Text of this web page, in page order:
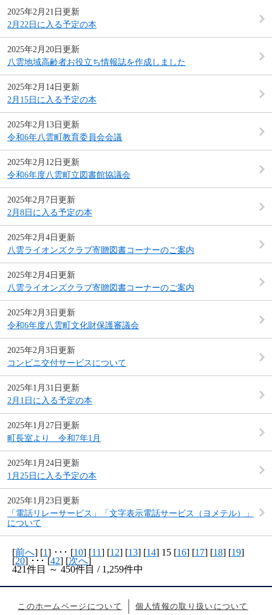
2025年2月21日更新
2月22日に入る予定の本
2025年2月20日更新
八雲地域高齢者お役立ち情報誌を作成しました
2025年2月14日更新
2月15日に入る予定の本
2025年2月13日更新
令和6年八雲町教育委員会会議
2025年2月12日更新
令和6年度八雲町立図書館協議会
2025年2月7日更新
2月8日に入る予定の本
2025年2月4日更新
八雲ライオンズクラブ寄贈図書コーナーのご案内
2025年2月4日更新
八雲ライオンズクラブ寄贈図書コーナーのご案内
2025年2月3日更新
令和6年度八雲町文化財保護審議会
2025年2月3日更新
コンビニ交付サービスについて
2025年1月31日更新
2月1日に入る予定の本
2025年1月27日更新
町長室より 令和7年1月
2025年1月24日更新
1月25日に入る予定の本
2025年1月23日更新
「電話リレーサービス」「文字表示電話サービス（ヨメテル）」
について
[前へ] [1] ･･･ [10] [11] [12] [13] [14] 15 [16] [17] [18] [19]
[20] ･･･ [42] [次へ]
421件目 ～ 450件目 / 1,259件中
このホームページについて 個人情報の取り扱いについて